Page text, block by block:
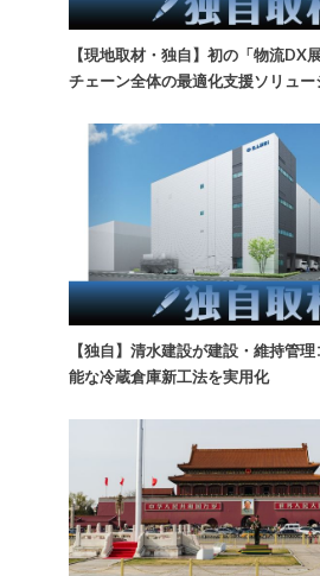
【現地取材・独自】初の「物流DX
チェーン全体の最適化支援ソリュー
【独自】清水建設が建設・維持管
能な冷蔵倉庫新工法を実用化